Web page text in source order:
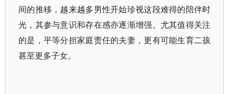
间的推移，越来越多男性开始珍视这段难得的陪伴时
光，其参与意识和存在感亦逐渐增强。尤其值得关注
的是，平等分担家庭责任的夫妻，更有可能生育二孩
甚至更多子女。